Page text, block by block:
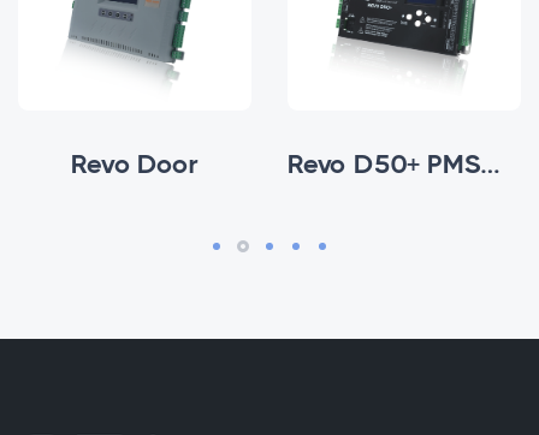
Revo Door Revo D50+ PMSM Motor Sürücüsü